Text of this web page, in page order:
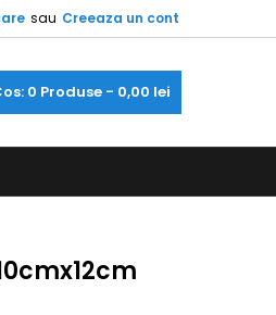
sau Creeaza un cont
0 Produse - 0,00 lei